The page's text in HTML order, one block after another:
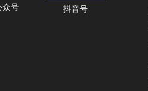
众号 抖音号